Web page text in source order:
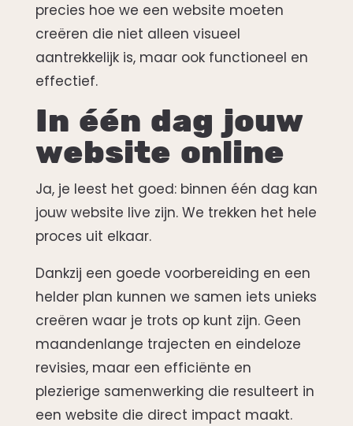
precies hoe we een website moeten
creëren die niet alleen visueel
aantrekkelijk is, maar ook functioneel en
effectief.
In één dag jouw
website online
Ja, je leest het goed: binnen één dag kan
jouw website live zijn. We trekken het hele
proces uit elkaar.
Dankzij een goede voorbereiding en een
helder plan kunnen we samen iets unieks
creëren waar je trots op kunt zijn. Geen
maandenlange trajecten en eindeloze
revisies, maar een efficiënte en
plezierige samenwerking die resulteert in
een website die direct impact maakt.